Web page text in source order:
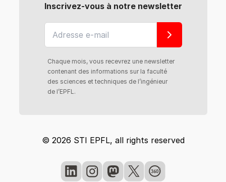
Inscrivez-vous à notre newsletter
Chaque mois, vous recevrez une newsletter
contenant des informations sur la faculté
des sciences et techniques de l’ingénieur
de l’EPFL.
© 2026 STI EPFL, all rights reserved